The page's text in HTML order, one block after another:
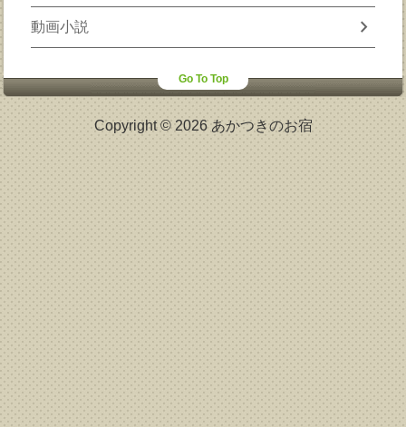
動画小説 chevron_right
Go To Top
Copyright © 2026 あかつきのお宿